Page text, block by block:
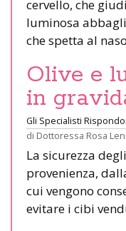
cervello, che
luminosa
che spetta al
Olive e
in
Gli Specialisti
di Dottoressa Rosa
La sicurezza
provenienza,
cui vengono
evitare i cibi